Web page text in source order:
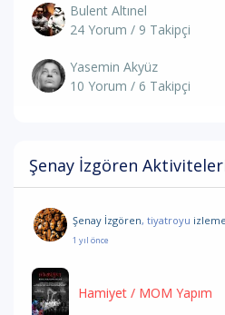
Bulent Altınel
24 Yorum / 9 Takipçi
Yasemin Akyüz
10 Yorum / 6 Takipçi
Şenay İzgören
Şenay İzgören, tiyatroyu
1 yıl önce
Hamiyet / MOM Yapım